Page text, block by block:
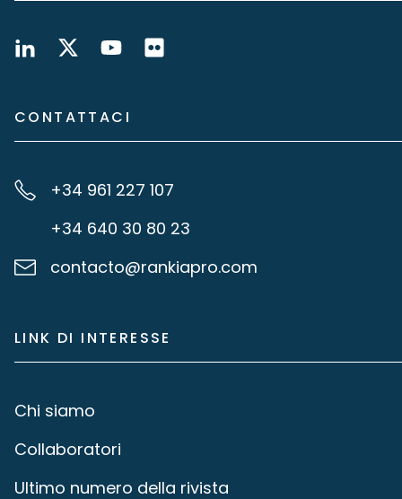
CONTATTACI
+34 961 227 107
+34 640 30 80 23
contacto@rankiapro.com
LINK DI INTERESSE
Chi siamo
Collaboratori
Ultimo numero della rivista